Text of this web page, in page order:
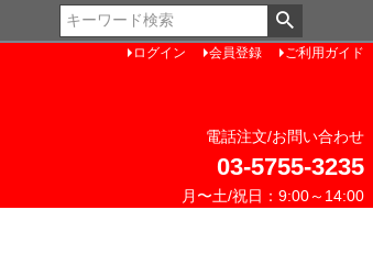
ログイン 会員登録 ご利用ガイド
電話注文/お問い合わせ
03-5755-3235
月〜土/祝日：9:00～14:00
ペー
ジト
ップ